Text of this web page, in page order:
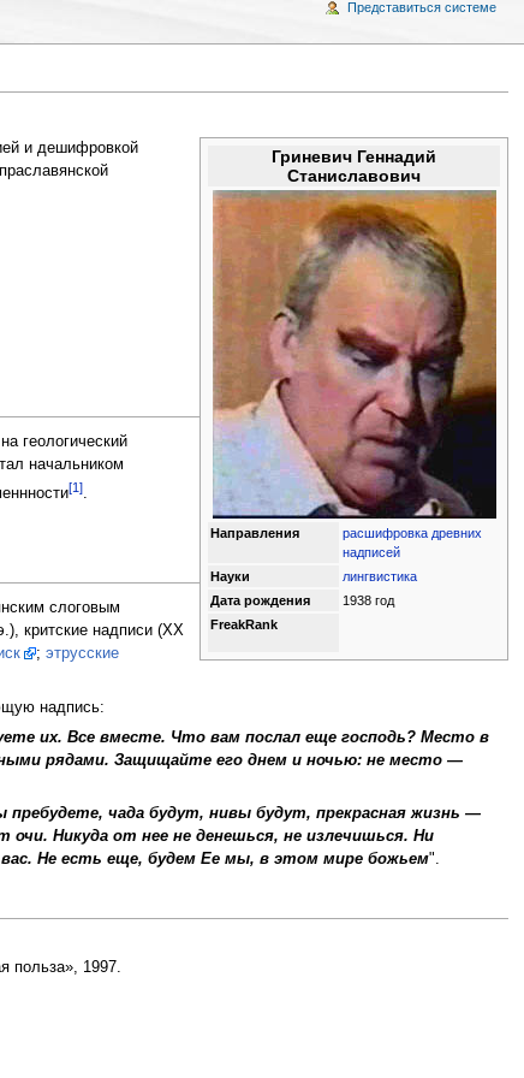
Представиться системе
Гриневич Геннадий
Станиславович
Направления
расшифровка древних
надписей
Науки
лингвистика
Дата рождения
1938 год
FreakRank
и дешифровкой
геологический
начальником
[1].
слоговым
критские надписи (XX
; этрусские
надпись:
их. Все вместе. Что вам послал еще господь? Место в
рядами. Защищайте его днем и ночью: не место —
чада будут, нивы будут, прекрасная жизнь —
Никуда от нее не денешься, не излечишься. Ни
Не есть еще, будем Ее мы, в этом мире божьем".
польза», 1997.